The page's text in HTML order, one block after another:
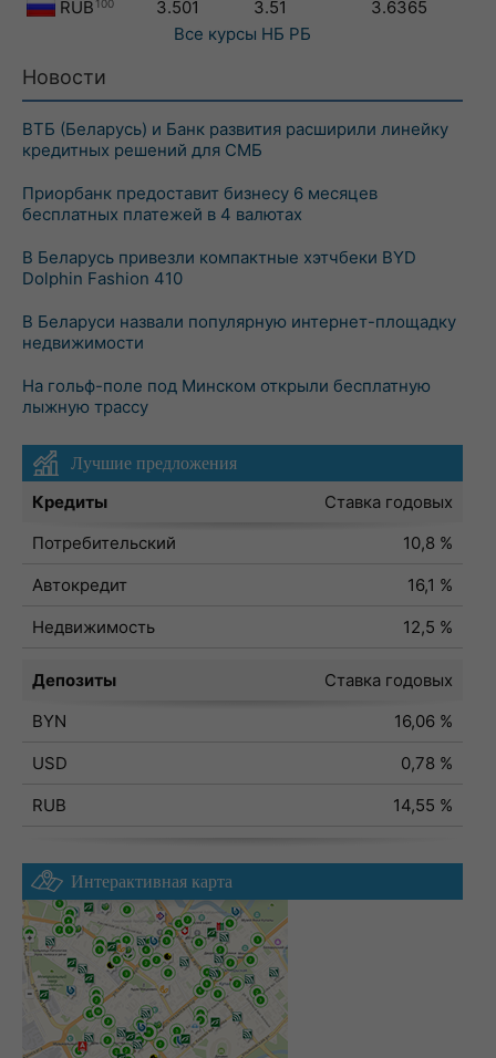
RUB 100 3.501 3.51
3.6365
Все курсы НБ РБ
Новости
ВТБ (Беларусь) и Банк развития расширили линейку
кредитных решений для СМБ
Приорбанк предоставит бизнесу 6 месяцев
бесплатных платежей в 4 валютах
В Беларусь привезли компактные хэтчбеки BYD
Dolphin Fashion 410
В Беларуси назвали популярную интернет-площадку
недвижимости
На гольф-поле под Минском открыли бесплатную
лыжную трассу
Лучшие предложения
Кредиты
Ставка годовых
Потребительский
10,8 %
Автокредит
16,1 %
Недвижимость
12,5 %
Депозиты
Ставка годовых
BYN
16,06 %
USD
0,78 %
RUB
14,55 %
Интерактивная карта